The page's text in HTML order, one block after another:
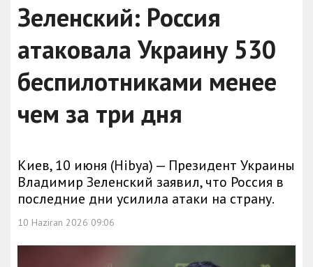
Зеленский: Россия
атаковала Украину 530
беспилотниками менее
чем за три дня
Киев, 10 июня (Hibya) — Президент Украины
Владимир Зеленский заявил, что Россия в
последние дни усилила атаки на страну.
10 Haziran 2026 09:06